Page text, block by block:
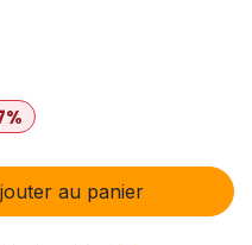
au panier